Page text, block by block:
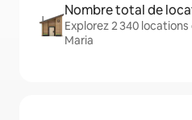
Nombre total de
Explorez 2 340
Maria